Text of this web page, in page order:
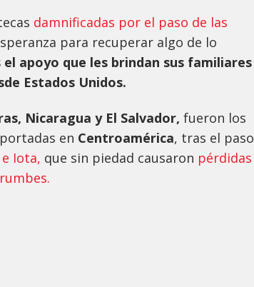
damnificadas por el paso de las
para recuperar algo de lo
el apoyo que les brindan sus familiares
Estados Unidos.
Nicaragua y El Salvador, fueron los
en Centroamérica, tras el paso
Iota, que sin piedad causaron pérdidas